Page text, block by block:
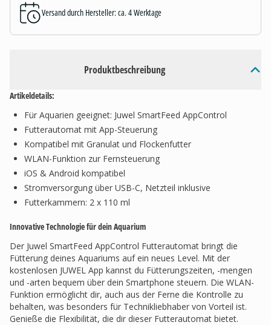
Produktbeschreibung
Artikeldetails:
Für Aquarien geeignet: Juwel SmartFeed AppControl
Futterautomat mit App-Steuerung
Kompatibel mit Granulat und Flockenfutter
WLAN-Funktion zur Fernsteuerung
iOS & Android kompatibel
Stromversorgung über USB-C, Netzteil inklusive
Futterkammern: 2 x 110 ml
Innovative Technologie für dein Aquarium
Der Juwel SmartFeed AppControl Futterautomat bringt die
Fütterung deines Aquariums auf ein neues Level. Mit der
kostenlosen JUWEL App kannst du Fütterungszeiten, -mengen
und -arten bequem über dein Smartphone steuern. Die WLAN-
Funktion ermöglicht dir, auch aus der Ferne die Kontrolle zu
behalten, was besonders für Technikliebhaber von Vorteil ist.
Genieße die Flexibilität, die dir dieser Futterautomat bietet.
Versand durch Hersteller: ca. 4 Werktage